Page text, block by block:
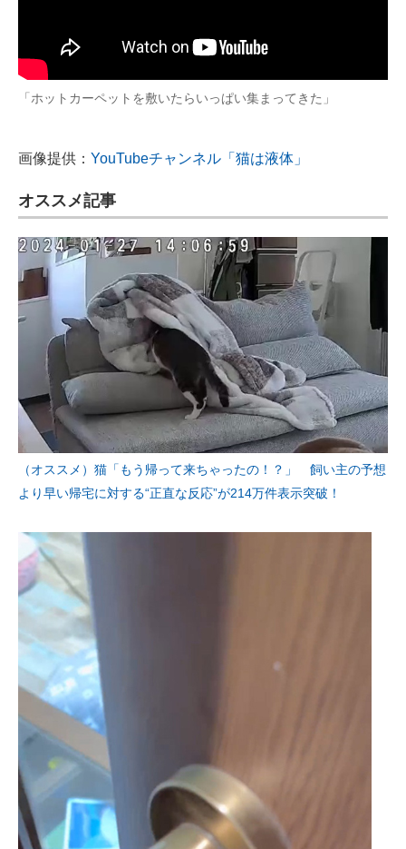
「ホットカーペットを敷いたらいっぱい集まってきた」
画像提供： YouTubeチャンネル「猫は液体」
オススメ記事
（オススメ）猫「もう帰って来ちゃったの！？」 飼い主の予想
より早い帰宅に対する“正直な反応”が214万件表示突破！